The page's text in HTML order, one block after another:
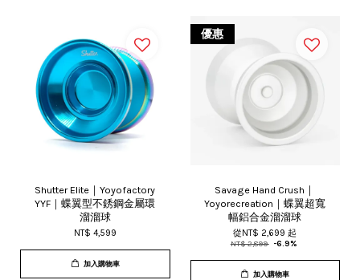
Shutter Elite｜Yoyofactory
YYF｜蝶翼型不銹鋼金屬環
溜溜球
NT$ 4,599
加入購物車
優惠
Savage Hand Crush｜
Yoyorecreation｜蝶翼超寬
幅鋁合金溜溜球
從NT$ 2,699起
NT$ 2,899 -6.9%
加入購物車